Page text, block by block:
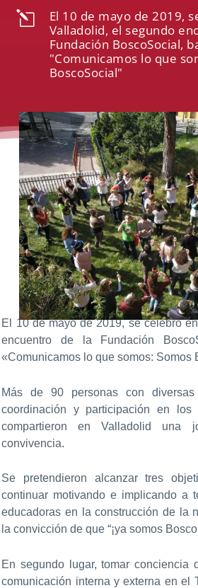
l
El 10 de mayo de 2019,
Valladolid, el segundo
Fundación BoscoSocial,
"Comunicamos lo que
BoscoSocial"
El 10 de mayo de 2019, se celebró
encuentro de la Fundación
«Comunicamos lo que somos: Somos
Más de 90 personas con diversas
coordinación y participación en los
compartieron en Valladolid una
convivencia.
Se pretendieron alcanzar tres
continuar motivando e implicando a
educadoras en la construcción de la
la convicción de que “¡ya somos
En segundo lugar, tomar conciencia
comunicación interna y externa en el